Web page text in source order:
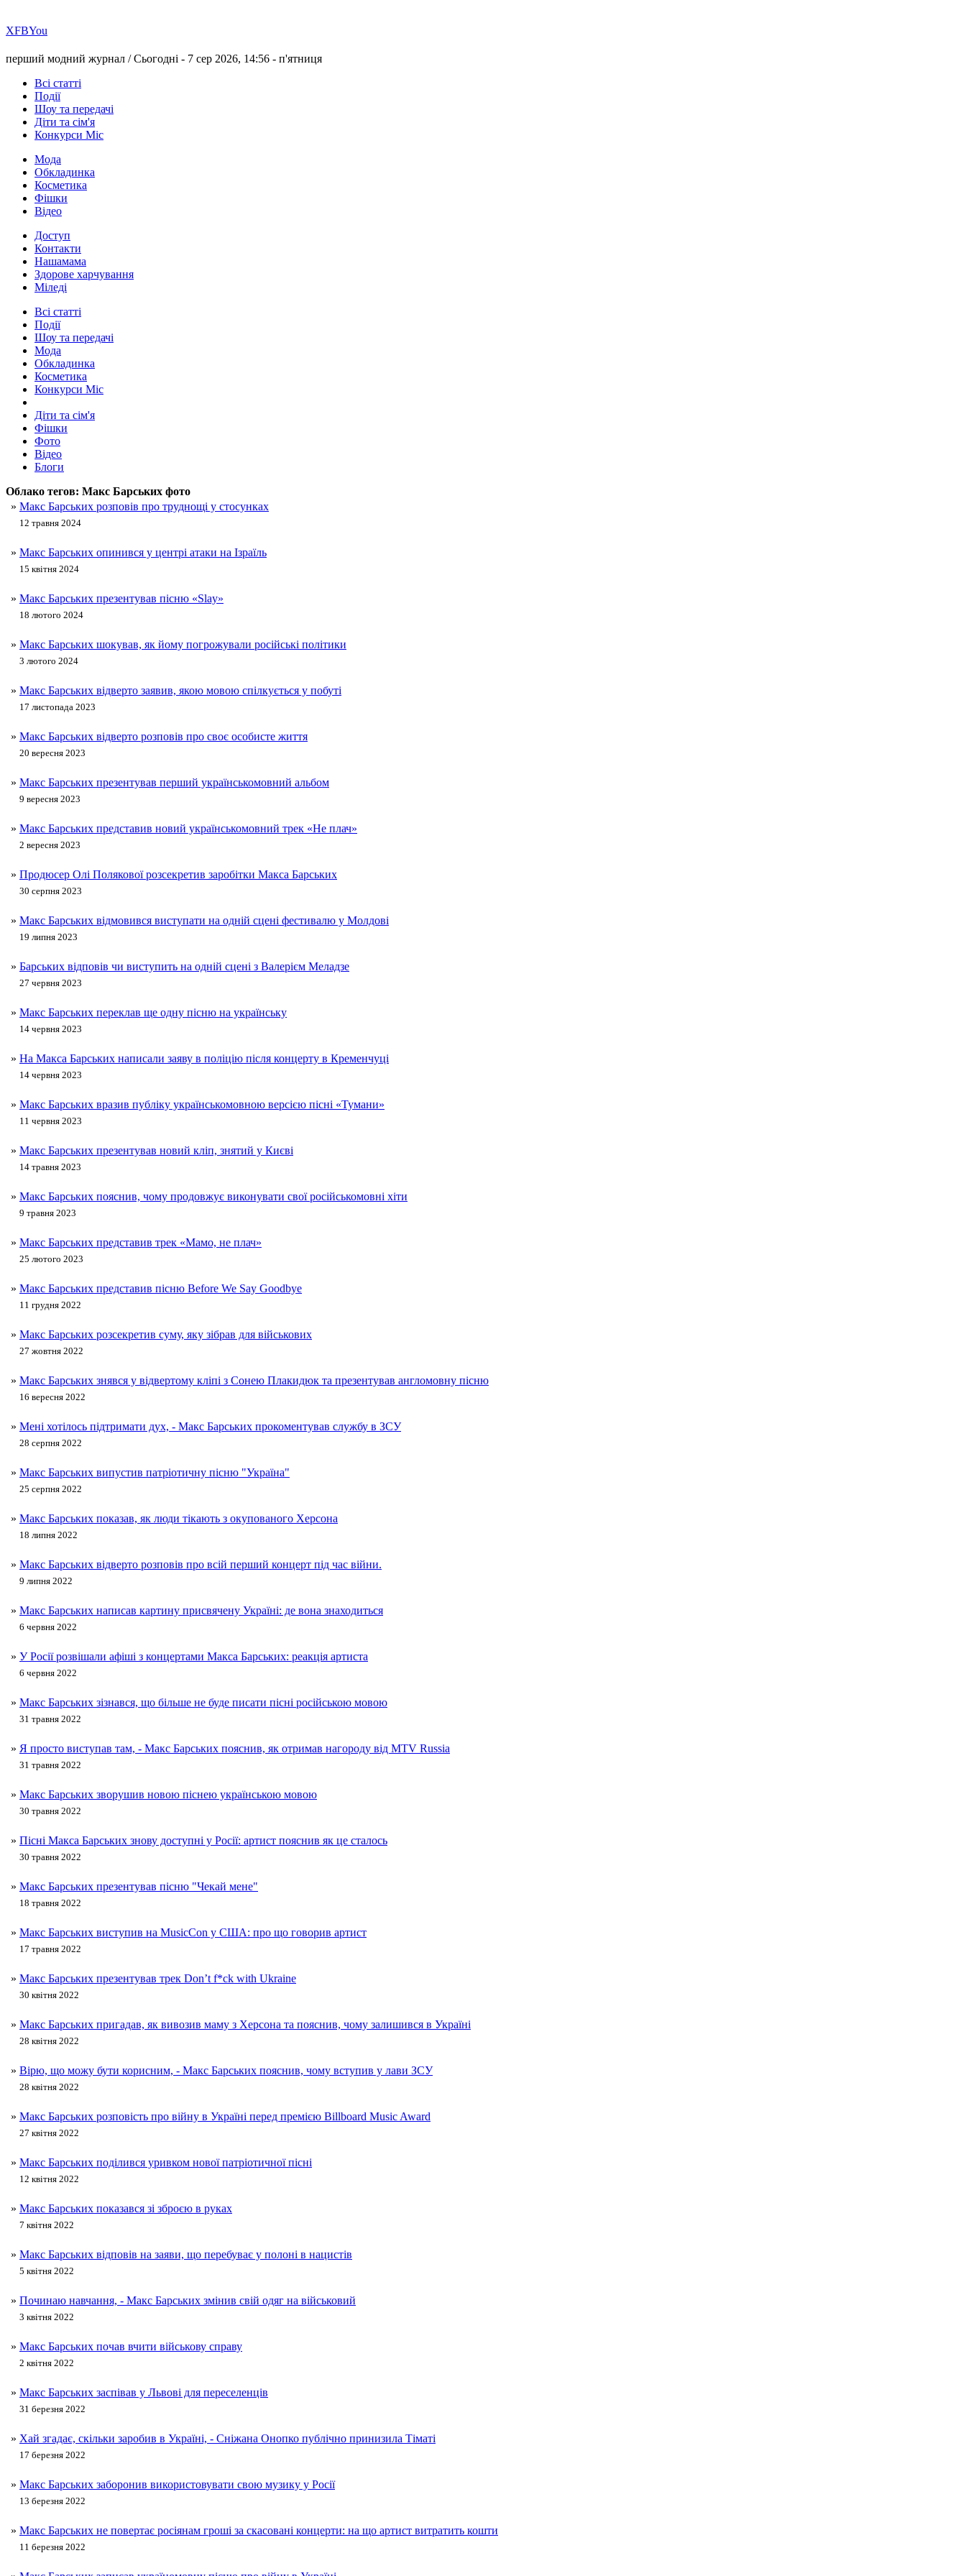
ХFBYou
перший модний журнал /Сьогодні - 7 сер 2026, 14:56 - п'ятниця
Всі статті
Події
Шоу та передачі
Діти та сім'я
Конкурси Міс
Мода
Обкладинка
Косметика
Фішки
Відео
Доступ
Контакти
Нашамама
Здорове харчування
Міледі
Всі статті
Події
Шоу та передачі
Мода
Обкладинка
Косметика
Конкурси Міс
Діти та сім'я
Фішки
Фото
Відео
Блоги
Облако тегов: Макс Барських фото
» Макс Барських розповів про труднощі у стосунках
12 травня 2024
» Макс Барських опинився у центрі атаки на Ізраїль
15 квітня 2024
» Макс Барських презентував пісню «Slay»
18 лютого 2024
» Макс Барських шокував, як йому погрожували російські політики
3 лютого 2024
» Макс Барських відверто заявив, якою мовою спілкується у побуті
17 листопада 2023
» Макс Барських відверто розповів про своє особисте життя
20 вересня 2023
» Макс Барських презентував перший українськомовний альбом
9 вересня 2023
» Макс Барських представив новий українськомовний трек «Не плач»
2 вересня 2023
» Продюсер Олі Полякової розсекретив заробітки Макса Барських
30 серпня 2023
» Макс Барських відмовився виступати на одній сцені фестивалю у Молдові
19 липня 2023
» Барських відповів чи виступить на одній сцені з Валерієм Меладзе
27 червня 2023
» Макс Барських переклав ще одну пісню на українську
14 червня 2023
» На Макса Барських написали заяву в поліцію після концерту в Кременчуці
14 червня 2023
» Макс Барських вразив публіку українськомовною версією пісні «Тумани»
11 червня 2023
» Макс Барських презентував новий кліп, знятий у Києві
14 травня 2023
» Макс Барських пояснив, чому продовжує виконувати свої російськомовні хіти
9 травня 2023
» Макс Барських представив трек «Мамо, не плач»
25 лютого 2023
» Макс Барських представив пісню Before We Say Goodbye
11 грудня 2022
» Макс Барських розсекретив суму, яку зібрав для військових
27 жовтня 2022
» Макс Барських знявся у відвертому кліпі з Сонею Плакидюк та презентував англомовну пісню
16 вересня 2022
» Мені хотілось підтримати дух, - Макс Барських прокоментував службу в ЗСУ
28 серпня 2022
» Макс Барських випустив патріотичну пісню "Україна"
25 серпня 2022
» Макс Барських показав, як люди тікають з окупованого Херсона
18 липня 2022
» Макс Барських відверто розповів про всій перший концерт під час війни.
9 липня 2022
» Макс Барських написав картину присвячену Україні: де вона знаходиться
6 червня 2022
» У Росії розвішали афіші з концертами Макса Барських: реакція артиста
6 червня 2022
» Макс Барських зізнався, що більше не буде писати пісні російською мовою
31 травня 2022
» Я просто виступав там, - Макс Барських пояснив, як отримав нагороду від MTV Russia
31 травня 2022
» Макс Барських зворушив новою піснею українською мовою
30 травня 2022
» Пісні Макса Барських знову доступні у Росії: артист пояснив як це сталось
30 травня 2022
» Макс Барських презентував пісню "Чекай мене"
18 травня 2022
» Макс Барських виступив на MusicCon у США: про що говорив артист
17 травня 2022
» Макс Барських презентував трек Don’t f*ck with Ukraine
30 квітня 2022
» Макс Барських пригадав, як вивозив маму з Херсона та пояснив, чому залишився в Україні
28 квітня 2022
» Вірю, що можу бути корисним, - Макс Барських пояснив, чому вступив у лави ЗСУ
28 квітня 2022
» Макс Барських розповість про війну в Україні перед премією Billboard Music Award
27 квітня 2022
» Макс Барських поділився уривком нової патріотичної пісні
12 квітня 2022
» Макс Барських показався зі зброєю в руках
7 квітня 2022
» Макс Барських відповів на заяви, що перебуває у полоні в нацистів
5 квітня 2022
» Починаю навчання, - Макс Барських змінив свій одяг на військовий
3 квітня 2022
» Макс Барських почав вчити військову справу
2 квітня 2022
» Макс Барських заспівав у Львові для переселенців
31 березня 2022
» Хай згадає, скільки заробив в Україні, - Сніжана Онопко публічно принизила Тіматі
17 березня 2022
» Макс Барських заборонив використовувати свою музику у Росії
13 березня 2022
» Макс Барських не повертає росіянам гроші за скасовані концерти: на що артист витратить кошти
11 березня 2022